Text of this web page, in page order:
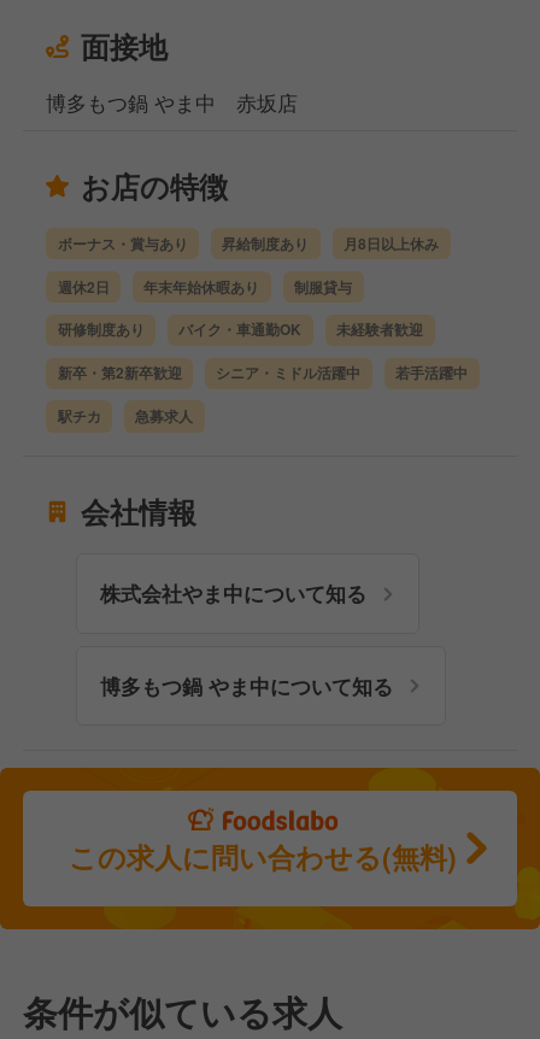
面接地
博多もつ鍋 やま中 赤坂店
お店の特徴
ボーナス・賞与あり 昇給制度あり 月8日以上休み
週休2日 年末年始休暇あり 制服貸与
研修制度あり バイク・車通勤OK 未経験者歓迎
新卒・第2新卒歓迎 シニア・ミドル活躍中 若手活躍中
駅チカ 急募求人
会社情報
株式会社やま中について知る
博多もつ鍋 やま中について知る
この求人に問い合わせる(無料)
条件が似ている求人